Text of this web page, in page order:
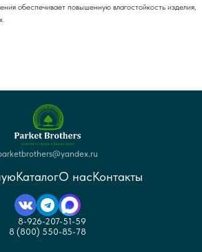
обеспечивает повышенную влагостойкость изделия,
КаталогО насКонтакты
8-926-207-51-59
8 (800) 550-85-78